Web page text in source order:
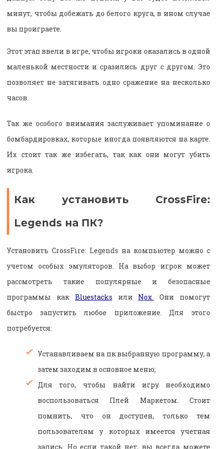
минут, чтобы добежать до белого круга, в ином случае
вы проиграете.
Этот этап ввели в игре, чтобы игроки оказались в одной
маленькой местности и сразились друг с другом. Это
позволяет не затягивать одно сражение на несколько
часов.
Так же особого внимания заслуживает упоминание о
бомбардировках, которые иногда появляются на карте.
Их стоит так же избегать, так как они могут убить
игрока.
Как установить CrossFire:
Legends на ПК?
Установить CrossFire: Legends на компьютер можно с
учетом особых эмуляторов. На выбор игрок может
рассмотреть такие популярные и безопасные
программы как Bluestacks или Nox. Они помогут
быстро запустить любое приложение. Для этого
потребуется:
Устанавливаем на пк выбранную программу, а
затем заходим в основное меню;
Для того, чтобы найти игру необходимо
воспользоваться Плей Маркетом. Стоит
помнить, что он доступен, только тем
пользователям у которых имеется учетная
запись. Но если такой нет, вы всегда можете